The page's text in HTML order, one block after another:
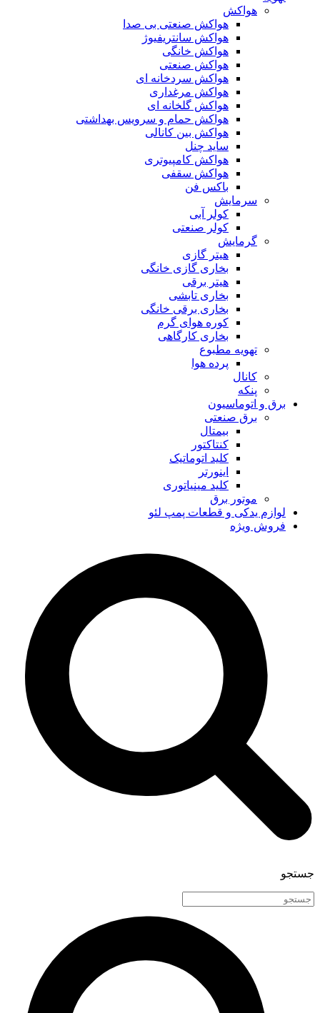
هواکش
هواکش صنعتی بی صدا
هواکش سانتریفیوژ
هواکش خانگی
هواکش صنعتی
هواکش سردخانه ای
هواکش مرغداری
هواکش گلخانه ای
هواکش حمام و سرویس بهداشتی
هواکش بین کانالی
ساید چنل
هواکش کامپیوتری
هواکش سقفی
باکس فن
سرمایش
کولر آبی
کولر صنعتی
گرمایش
هیتر گازی
بخاری گازی خانگی
هیتر برقی
بخاری تابشی
بخاری برقی خانگی
کوره هوای گرم
بخاری کارگاهی
تهویه مطبوع
پرده هوا
کانال
پنکه
برق و اتوماسیون
برق صنعتی
بیمتال
کنتاکتور
کلید اتوماتیک
اینورتر
کلید مینیاتوری
موتور برق
لوازم یدکی و قطعات پمپ لئو
فروش ویژه
جستجو